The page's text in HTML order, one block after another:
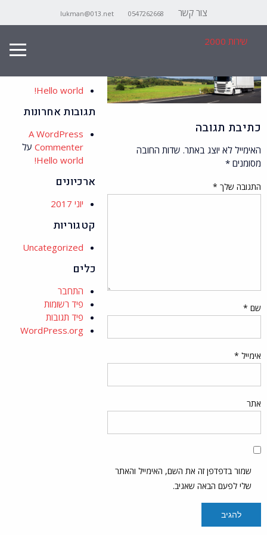
צור קשר 0547262668
lukman@013.net
שירות 2000
original_516323104_1
כתיבת תגובה
האימייל לא יוצג באתר. שדות החובה
מסומנים *
התגובה שלך *
שם *
אימייל *
אתר
שמור בדפדפן זה את השם, האימייל והאתר
שלי לפעם הבאה שאגיב.
Hello world!
תגובות אחרונות
A WordPress
Commenterעל
Hello world!
ארכיונים
יוני 2017
קטגוריות
Uncategorized
כלים
התחבר
פיד רשומות
פיד תגובות
WordPress.org